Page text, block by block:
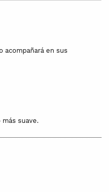
acompañará en sus
suave.